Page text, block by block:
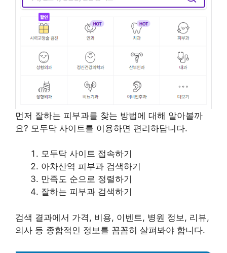
먼저 잘하는 피부과를 찾는 방법에 대해 알아볼까
요? 모두닥 사이트를 이용하면 편리하답니다.
모두닥 사이트 접속하기
아차산역 피부과 검색하기
만족도 순으로 정렬하기
잘하는 피부과 검색하기
검색 결과에서 가격, 비용, 이벤트, 병원 정보, 리뷰,
의사 등 종합적인 정보를 꼼꼼히 살펴봐야 합니다.